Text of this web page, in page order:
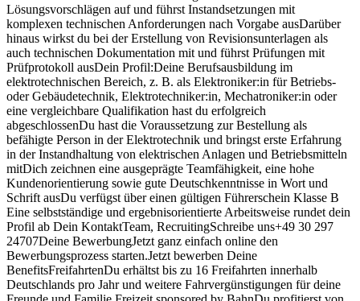
Lösungsvorschlägen auf und führst Instandsetzungen mit
komplexen technischen Anforderungen nach Vorgabe ausDarüber
hinaus wirkst du bei der Erstellung von Revisionsunterlagen als
auch technischen Dokumentation mit und führst Prüfungen mit
Prüfprotokoll ausDein Profil:Deine Berufsausbildung im
elektrotechnischen Bereich, z. B. als Elektroniker:in für Betriebs-
oder Gebäudetechnik, Elektrotechniker:in, Mechatroniker:in oder
eine vergleichbare Qualifikation hast du erfolgreich
abgeschlossenDu hast die Voraussetzung zur Bestellung als
befähigte Person in der Elektrotechnik und bringst erste Erfahrung
in der Instandhaltung von elektrischen Anlagen und Betriebsmitteln
mitDich zeichnen eine ausgeprägte Teamfähigkeit, eine hohe
Kundenorientierung sowie gute Deutschkenntnisse in Wort und
Schrift ausDu verfügst über einen gültigen Führerschein Klasse B
Eine selbstständige und ergebnisorientierte Arbeitsweise rundet dein
Profil ab Dein KontaktTeam, RecruitingSchreibe uns+49 30 297
24707Deine BewerbungJetzt ganz einfach online den
Bewerbungsprozess starten.Jetzt bewerben Deine
BenefitsFreifahrtenDu erhältst bis zu 16 Freifahrten innerhalb
Deutschlands pro Jahr und weitere Fahrvergünstigungen für deine